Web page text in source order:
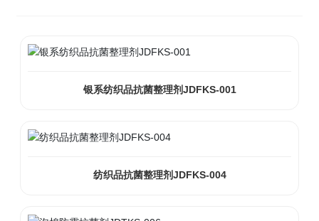
银系纺织品抗菌整理剂JDFKS-001
纺织品抗菌整理剂JDFKS-004